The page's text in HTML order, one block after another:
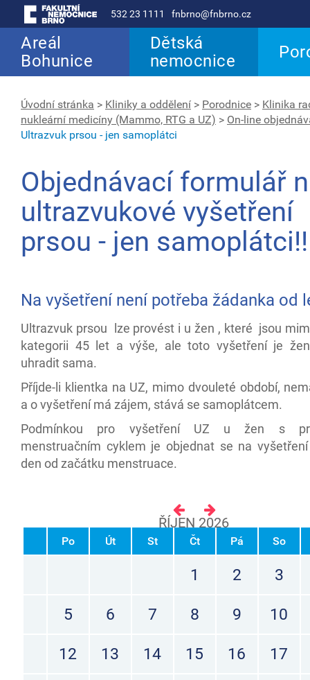
532 23 1111 fnbrno@fnbrno.cz
Areál
Bohunice
Dětská
nemocnice
Úvodní stránka > Kliniky a oddělení > Porodnice > Klinika
nukleární medicíny (Mammo, RTG a UZ) > On-line
Ultrazvuk prsou - jen samoplátci
Objednávací formulář
ultrazvukové vyšetření
prsou - jen samoplátci!!
Na vyšetření není potřeba žádanka od
Ultrazvuk prsou lze provést i u žen , které jsou
kategorii 45 let a výše, ale toto vyšetření je
uhradit sama.
Příjde-li klientka na UZ, mimo dvouleté období,
a o vyšetření má zájem, stává se samoplátcem.
Podmínkou pro vyšetření UZ u žen s
menstruačním cyklem je objednat se na
den od začátku menstruace.
ŘÍJEN 2026
Po Út St Čt Pá So
1 2 3
5 6 7 8 9 10
12 13 14 15 16 17